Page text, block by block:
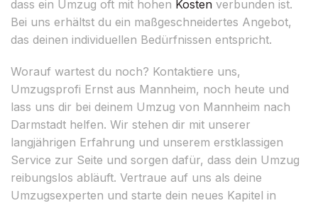
dass ein Umzug oft mit hohen Kosten verbunden ist.
Bei uns erhältst du ein maßgeschneidertes Angebot,
das deinen individuellen Bedürfnissen entspricht.
Worauf wartest du noch? Kontaktiere uns,
Umzugsprofi Ernst aus Mannheim, noch heute und
lass uns dir bei deinem Umzug von Mannheim nach
Darmstadt helfen. Wir stehen dir mit unserer
langjährigen Erfahrung und unserem erstklassigen
Service zur Seite und sorgen dafür, dass dein Umzug
reibungslos abläuft. Vertraue auf uns als deine
Umzugsexperten und starte dein neues Kapitel in